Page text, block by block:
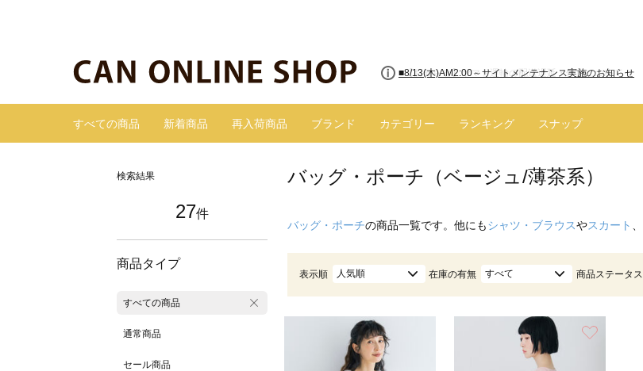
■8/13(木)AM2:00～サイトメンテナンス実施のお知らせ
すべての商品 新着商品 再入荷商品 ブランド カテゴリー ランキング スナップ
検索結果
27件
商品タイプ
すべての商品
通常商品
セール商品
バッグ・ポーチ（ベージュ/薄茶系）
バッグ・ポーチの商品一覧です。他にもシャツ・ブラウスやスカート
表示順 人気順 在庫の有無 すべて 商品ステータス